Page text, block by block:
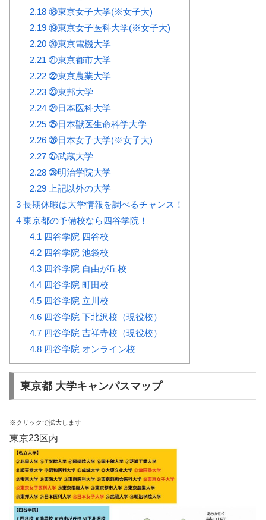
2.18⑱東京女子大学(※女子大)
2.19⑲東京女子医科大学(※女子大)
2.20⑳東京電機大学
2.21㉑東京都市大学
2.22㉒東京農業大学
2.23㉓東邦大学
2.24㉔日本医科大学
2.25㉕日本獣医生命科学大学
2.26㉖日本女子大学(※女子大)
2.27㉗武蔵大学
2.28㉘明治学院大学
2.29上記以外の大学
3 長期休暇は大学情報を調べるチャンス！
4 東京都の予備校なら四谷学院！
4.1四谷学院 四谷校
4.2四谷学院 池袋校
4.3四谷学院 自由が丘校
4.4四谷学院 町田校
4.5四谷学院 立川校
4.6四谷学院 下北沢校（現役校）
4.7四谷学院 吉祥寺校（現役校）
4.8四谷学院 オンライン校
東京都 大学キャンパスマップ
※クリックで拡大します
東京23区内